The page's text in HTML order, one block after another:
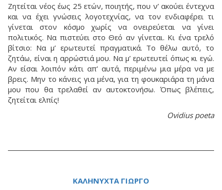
Ζητείται νέος έως 25 ετών, ποιητής, που ν’ ακούει έντεχνα
και να έχει γνώσεις λογοτεχνίας, να τον ενδιαφέρει τι
γίνεται στον κόσμο χωρίς να ονειρεύεται να γίνει
πολιτικός. Να πιστεύει στο Θεό αν γίνεται. Κι ένα τρελό
βίτσιο: Να μ’ ερωτευτεί πραγματικά. Το θέλω αυτό, το
ζητάω, είναι η αρρώστιά μου. Να μ’ ερωτευτεί όπως κι εγώ.
Αν είσαι λοιπόν κάτι απ’ αυτά, περιμένω μια μέρα να με
βρεις. Μην το κάνεις για μένα, για τη φουκαριάρα τη μάνα
μου που θα τρελαθεί αν αυτοκτονήσω. Όπως βλέπεις,
ζητείται ελπίς!
Ovidius poeta
ΚΑΛΗΝΥΧΤΑ ΓΙΩΡΓΟ